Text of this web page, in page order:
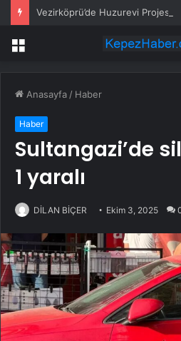
Vezirköprü’de Huzurevi
Menü
Anasayfa / Haber
Haber
Sultangazi’de
1 yaralı
DİLAN BİÇER Ekim 3, 2025